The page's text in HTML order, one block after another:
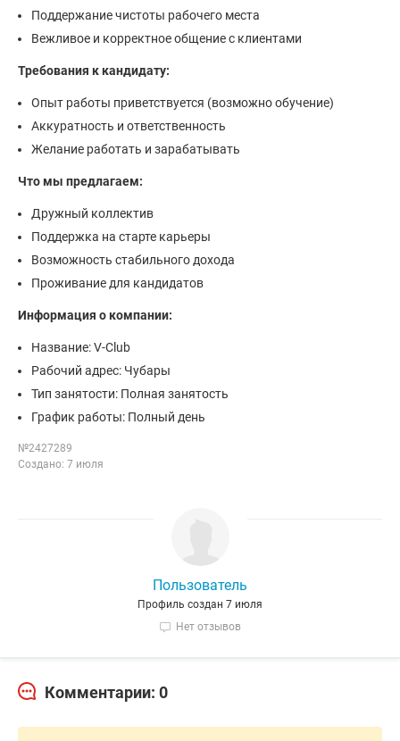
Поддержание чистоты рабочего места
Вежливое и корректное общение с клиентами
Требования к кандидату:
Опыт работы приветствуется (возможно обучение)
Аккуратность и ответственность
Желание работать и зарабатывать
Что мы предлагаем:
Дружный коллектив
Поддержка на старте карьеры
Возможность стабильного дохода
Проживание для кандидатов
Информация о компании:
Название: V-Club
Рабочий адрес: Чубары
Тип занятости: Полная занятость
График работы: Полный день
№2427289
Создано: 7 июля
Пользователь
Профиль создан 7 июля
Нет отзывов
Комментарии: 0